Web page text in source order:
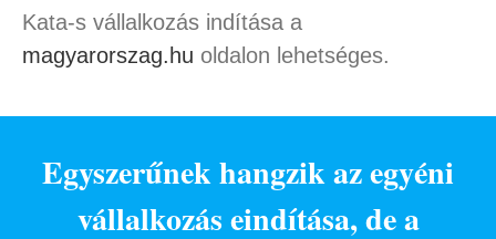
Kata-s vállalkozás indítása a
magyarorszag.hu oldalon lehetséges.
Egyszerűnek hangzik az egyéni
vállalkozás eindítása, de a